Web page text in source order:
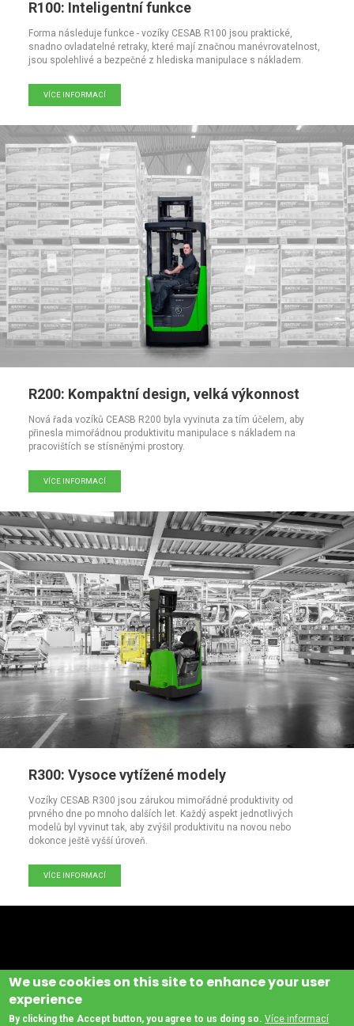
R100: Inteligentní funkce
Forma následuje funkce - vozíky CESAB R100 jsou praktické,
snadno ovladatelné retraky, které mají značnou manévrovatelnost,
jsou spolehlivé a bezpečné z hlediska manipulace s nákladem.
VÍCE INFORMACÍ
R200: Kompaktní design, velká výkonnost
Nová řada vozíků CEASB R200 byla vyvinuta za tím účelem, aby
přinesla mimořádnou produktivitu manipulace s nákladem na
pracovištích se stísněnými prostory.
VÍCE INFORMACÍ
R300: Vysoce vytížené modely
Vozíky CESAB R300 jsou zárukou mimořádné produktivity od
prvného dne po mnoho dalších let. Každý aspekt jednotlivých
modelů byl vyvinut tak, aby zvýšil produktivitu na novou nebo
dokonce ještě vyšší úroveň.
VÍCE INFORMACÍ
We use cookies on this site to enhance your user
experience
By clicking the Accept button, you agree to us doing so. Více informací